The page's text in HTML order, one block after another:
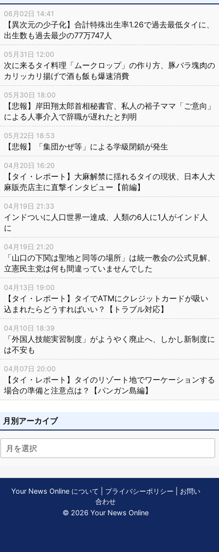
06月02日 14:41
【異次元の少子化】合計特殊出生率1.26で過去最低タイに、
出生数も過去最少の77万747人
05月31日 12:00
次に来るタイ料理「ムークロップ」の作り方、豚バラ塊肉の
カリッカリ揚げで酒も飯も爆速消費
05月30日 18:00
【悲報】岸田翔太郎首相秘書官、私人の裕子ママ「ご意向」
による人事介入で辞職が遅れたと判明
05月22日 18:53
【悲報】「集団かぜ等」による学級閉鎖が発生
04月20日 16:20
【タイ・レポート】大麻解禁に揺れるタイの現状、日本人大
麻販売店主に直撃インタビュー【前編】
04月19日 21:33
インドついに人口世界一達成、人類の6人に1人がインド人
に
04月19日 21:20
「山口の下関は聖地と同等の場所」は統一教会の公式見解、
立憲民主党は何も間違っていませんでした
04月13日 19:00
【タイ・レポート】タイでATMにクレジットカードが吸い
込まれたらどうすればいい？【トラブル対応】
04月10日 18:39
「外国人技能実習制度」がようやく廃止へ、しかし新制度に
は不安も
04月07日 20:00
【タイ・レポート】タイのリゾート地でワーケーションする
場合の準備と注意点は？【パンガン島編】
月別アーカイブ
Your News Online について プライバシーポリシー
お問い
合わせ
© 2026 Your News Online